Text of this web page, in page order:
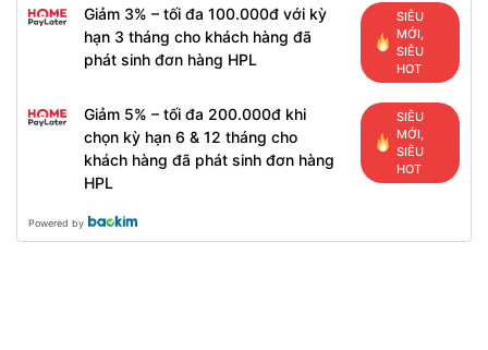
Giảm 3% – tối đa 100.000đ với kỳ
hạn 3 tháng cho khách hàng đã
phát sinh đơn hàng HPL
SIÊU
MỚI,
SIÊU
HOT
Giảm 5% – tối đa 200.000đ khi
chọn kỳ hạn 6 & 12 tháng cho
khách hàng đã phát sinh đơn hàng
HPL
SIÊU
MỚI,
SIÊU
HOT
Powered by